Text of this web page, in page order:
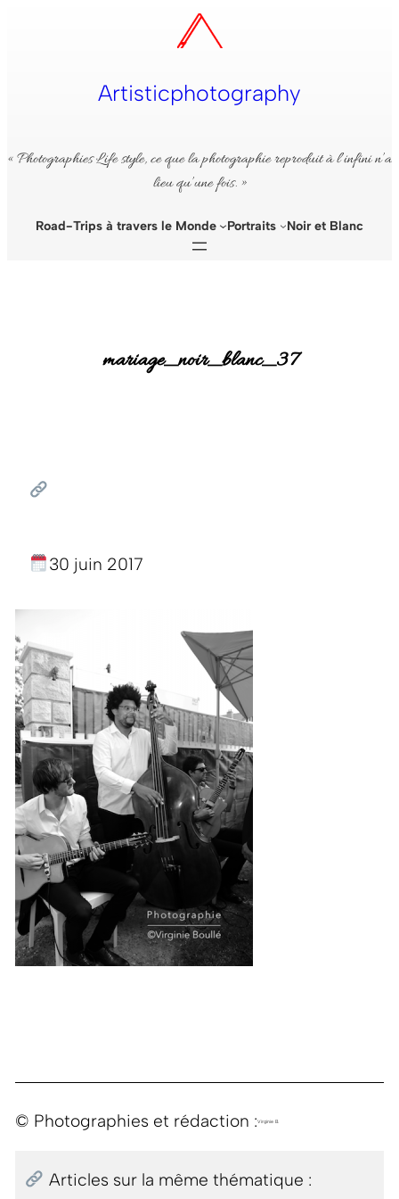
Artisticphotography
« Photographies Life style, ce que la photographie reproduit à l’infini n’a
lieu qu’une fois. »
Road-Trips à travers le Monde Portraits Noir et Blanc
mariage_noir_blanc_37
30 juin 2017
© Photographies et rédaction :Virginie B.
Articles sur la même thématique :